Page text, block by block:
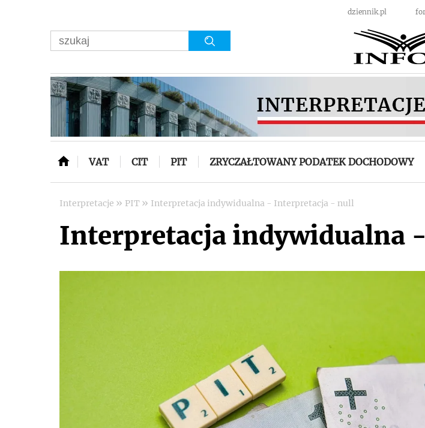
dziennik.pl
VAT CIT PIT ZRYCZAŁTOWANY PODATEK DOCHODOWY
Interpretacje » PIT » Interpretacja indywidualna - Interpretacja - null
Interpretacja indywidualna